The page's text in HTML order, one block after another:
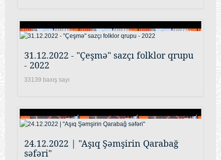
31.12.2022 - "Çeşmə" sazçı folklor qrupu
- 2022
33139 baxış sayı
24.12.2022 | "Aşıq Şəmşirin Qarabağ
səfəri"